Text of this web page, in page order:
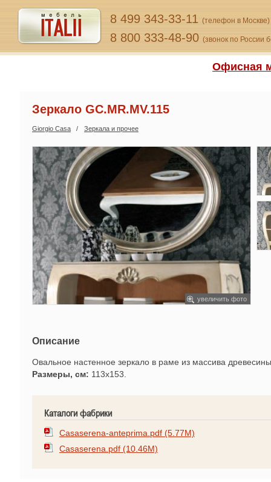
8 499 343-33-11 (телефон в Москве)
8 800 333-48-90 (звонок по России
Офисная
Зеркало GC.MR.MV.115
Giorgio Сasa Зеркала и прочее
увеличить фото
Описание
Овальное настенное зеркало в раме из массива
Размеры, см: 113х153.
Каталоги фабрики
Casaserena-anteprima.pdf (5.77M)
Casaserena.pdf (10.46M)